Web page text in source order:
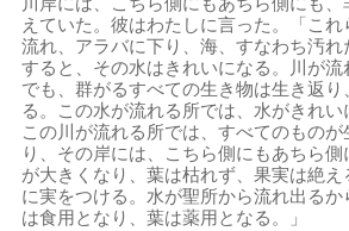
えていた。彼はわたしに言った。「こ
流れ、アラバに下り、海、すなわち汚れ
すると、その水はきれいになる。川が流
でも、群がるすべての生き物は生き返
る。この水が流れる所では、水がきれい
この川が流れる所では、すべてのもの
り、その岸には、こちら側にもあちら
が大きくなり、葉は枯れず、果実は絶え
に実をつける。水が聖所から流れ出る
は食用となり、葉は薬用となる。」